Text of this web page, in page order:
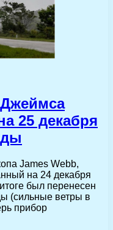
Джеймса
25 декабря
James Webb,
на 24 декабря
был перенесен
(сильные ветры в
прибор